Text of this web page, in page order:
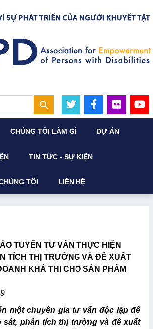
CHÚNG TÔI LÀM GÌ DỰ ÁN
TIN TỨC - SỰ KIỆN
TÔI LIÊN HỆ
TUYỂN TƯ VẤN THỰC HIỆN
TÍCH THỊ TRƯỜNG VÀ ĐỀ XUẤT
KHẢ THI CHO SẢN PHẨM
một chuyên gia tư vấn độc lập để
sát, phân tích thị trường và đề xuất